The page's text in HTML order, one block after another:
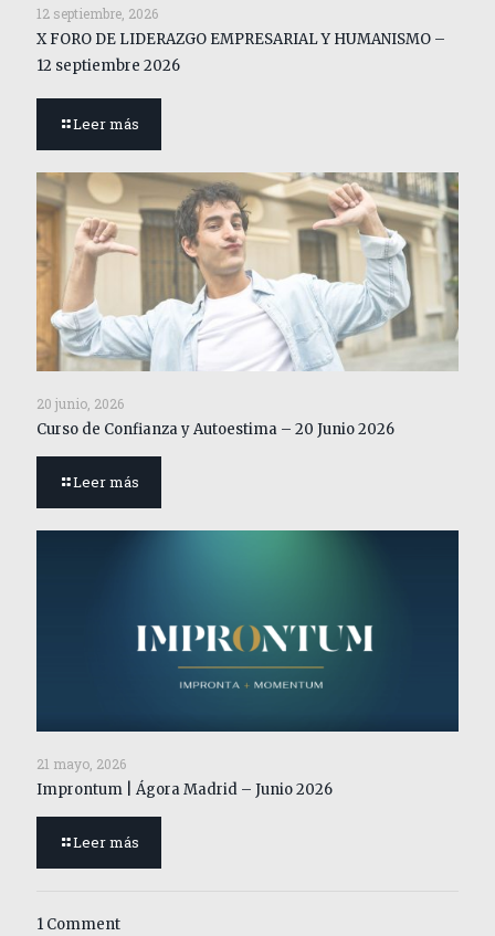
12 septiembre, 2026
X FORO DE LIDERAZGO EMPRESARIAL Y HUMANISMO –
12 septiembre 2026
Leer más
20 junio, 2026
Curso de Confianza y Autoestima – 20 Junio 2026
Leer más
21 mayo, 2026
Improntum | Ágora Madrid – Junio 2026
Leer más
1 Comment